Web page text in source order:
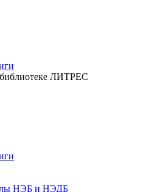
ЛИТРЕС
НЭБ и НЭДБ